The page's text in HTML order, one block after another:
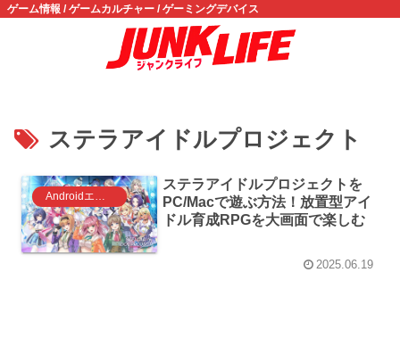
ゲーム情報 / ゲームカルチャー / ゲーミングデバイス
ステラアイドルプロジェクト
Androidエミュレータ ゲーム
ステラアイドルプロジェクトを
PC/Macで遊ぶ方法！放置型アイ
ドル育成RPGを大画面で楽しむ
2025.06.19